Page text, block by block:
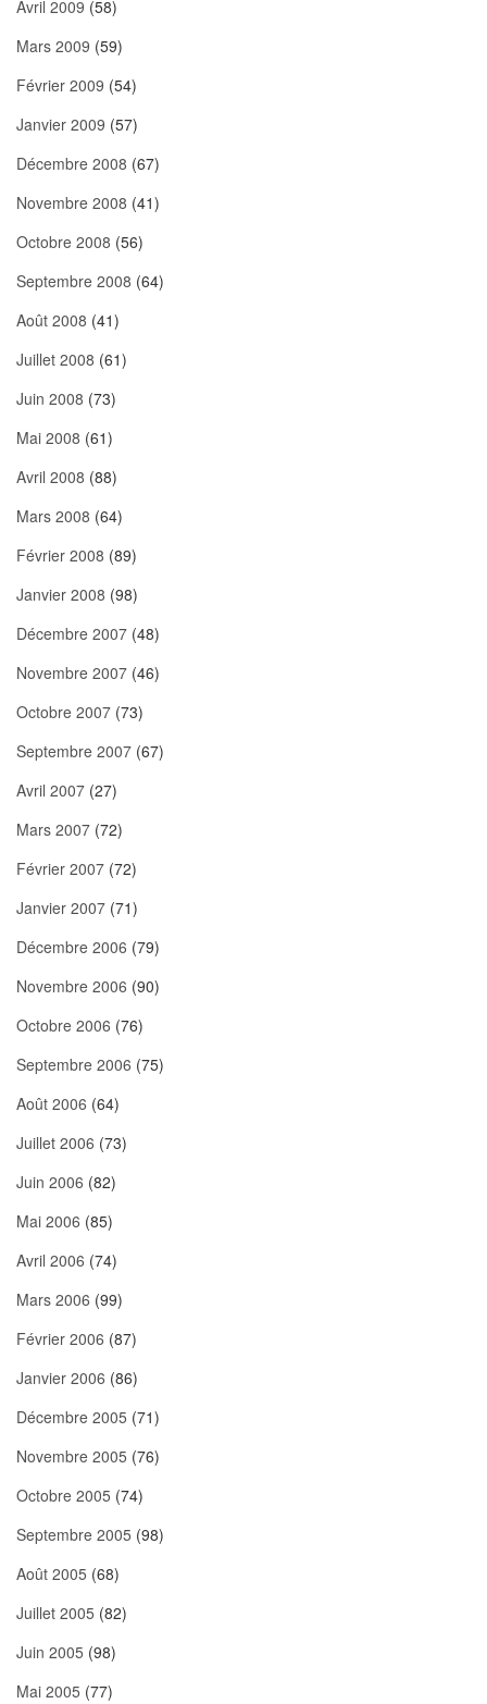
Avril 2009 (58)
Mars 2009 (59)
Février 2009 (54)
Janvier 2009 (57)
Décembre 2008 (67)
Novembre 2008 (41)
Octobre 2008 (56)
Septembre 2008 (64)
Août 2008 (41)
Juillet 2008 (61)
Juin 2008 (73)
Mai 2008 (61)
Avril 2008 (88)
Mars 2008 (64)
Février 2008 (89)
Janvier 2008 (98)
Décembre 2007 (48)
Novembre 2007 (46)
Octobre 2007 (73)
Septembre 2007 (67)
Avril 2007 (27)
Mars 2007 (72)
Février 2007 (72)
Janvier 2007 (71)
Décembre 2006 (79)
Novembre 2006 (90)
Octobre 2006 (76)
Septembre 2006 (75)
Août 2006 (64)
Juillet 2006 (73)
Juin 2006 (82)
Mai 2006 (85)
Avril 2006 (74)
Mars 2006 (99)
Février 2006 (87)
Janvier 2006 (86)
Décembre 2005 (71)
Novembre 2005 (76)
Octobre 2005 (74)
Septembre 2005 (98)
Août 2005 (68)
Juillet 2005 (82)
Juin 2005 (98)
Mai 2005 (77)